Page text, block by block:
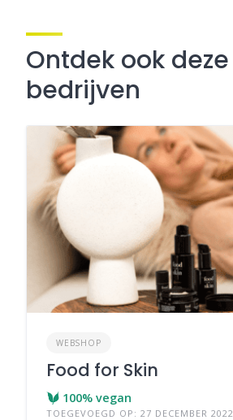
Ontdek ook deze
bedrijven
WEBSHOP
Food for Skin
100% vegan
TOEGEVOEGD OP: 27 DECEMBER 2022